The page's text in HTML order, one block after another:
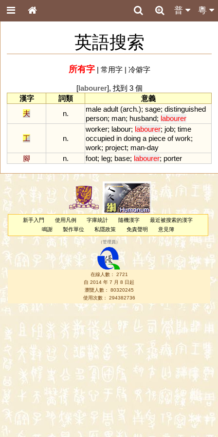
粵
普
英語搜索
所有字| 常用字| 冷僻字
[labourer], 找到 3 個
漢字
詞類
意義
夫
n.
male adult (arch.); sage; distinguished
person; man; husband; labourer
工 n.
worker; labour; labourer; job; time
occupied in doing a piece of work;
work; project; man-day
腳
n. foot; leg; base; labourer; porter
新手入門 使用凡例 字庫統計 隨機漢字
最近被搜索的漢字
鳴謝
製作單位 私隱政策 免責聲明 意見簿
（管理員 ）
在線人數： 2721
自 2014 年 7 月 8 日起
瀏覽人數： 80320245
使用次數： 294382736